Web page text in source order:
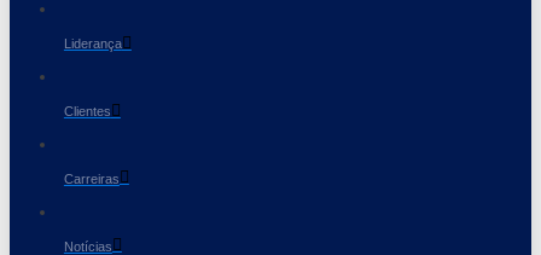
Liderança
Clientes
Carreiras
Notícias